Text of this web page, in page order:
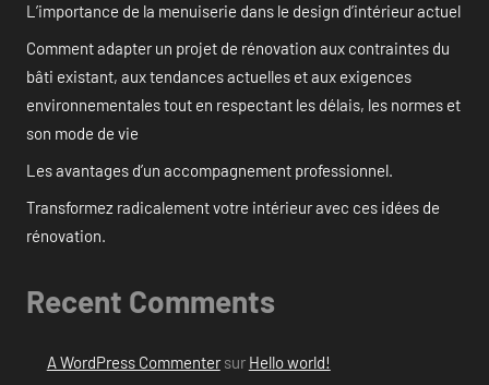
L’importance de la menuiserie dans le design d’intérieur actuel
Comment adapter un projet de rénovation aux contraintes du
bâti existant, aux tendances actuelles et aux exigences
environnementales tout en respectant les délais, les normes et
son mode de vie
Les avantages d’un accompagnement professionnel.
Transformez radicalement votre intérieur avec ces idées de
rénovation.
Recent Comments
A WordPress Commentersur Hello world!